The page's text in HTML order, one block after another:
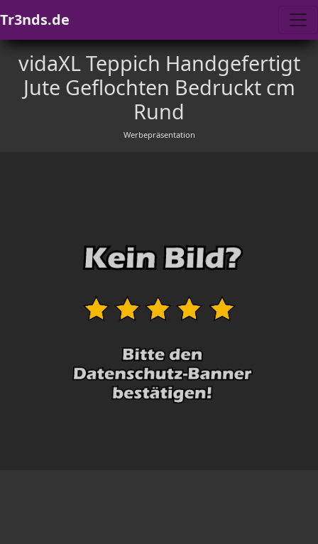
Tr3nds.de
vidaXL Teppich Handgefertigt
Jute Geflochten Bedruckt cm
Rund
Werbepräsentation